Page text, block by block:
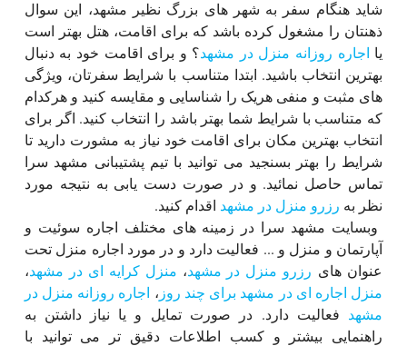
شاید هنگام سفر به شهر های بزرگ نظیر مشهد، این سوال
ذهنتان را مشغول کرده باشد که برای اقامت، هتل بهتر است
یا اجاره روزانه منزل در مشهد؟ و برای اقامت خود به دنبال
بهترین انتخاب باشید. ابتدا متناسب با شرایط سفرتان، ویژگی
های مثبت و منفی هریک را شناسایی و مقایسه کنید و هرکدام
که متناسب با شرایط شما بهتر باشد را انتخاب کنید. اگر برای
انتخاب بهترین مکان برای اقامت خود نیاز به مشورت دارید تا
شرایط را بهتر بسنجید می توانید با تیم پشتیبانی مشهد سرا
تماس حاصل نمائید. و در صورت دست یابی به نتیجه مورد
نظر به رزرو منزل در مشهد اقدام کنید.
وبسایت مشهد سرا در زمینه های مختلف اجاره سوئیت و
آپارتمان و منزل و ... فعالیت دارد و در مورد اجاره منزل تحت
عنوان های رزرو منزل در مشهد، منزل کرایه ای در مشهد،
منزل اجاره ای در مشهد برای چند روز ، اجاره روزانه منزل در
مشهد فعالیت دارد. در صورت تمایل و یا نیاز داشتن به
راهنمایی بیشتر و کسب اطلاعات دقیق تر می توانید با